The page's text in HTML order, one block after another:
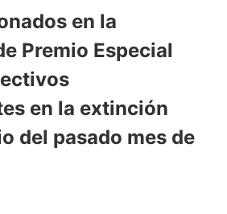
en la
Premio Especial
en la extinción
del pasado mes de